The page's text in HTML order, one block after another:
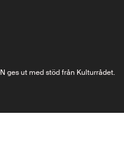
ges ut med stöd från Kulturrådet.